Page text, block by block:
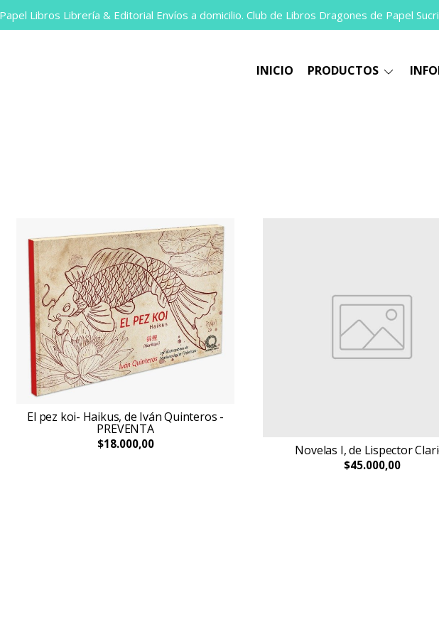
Libros Librería & Editorial Envíos a domicilio. Club de Libros Dragones de Papel
INICIO PRODUCTOS
El pez koi- Haikus, de Iván Quinteros -
PREVENTA
$18.000,00 Novelas I, de Lispector
$45.000,00